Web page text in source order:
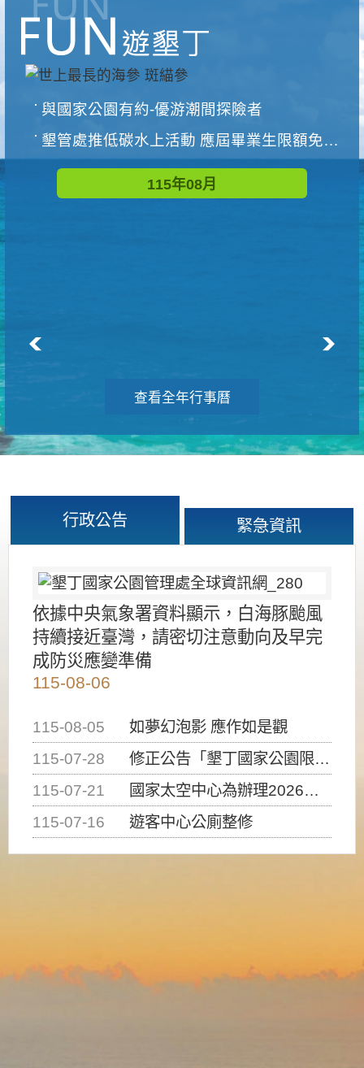
與國家公園有約-優游潮間探險者
墾管處推低碳水上活動 應屆畢業生限額免費參加
115年08月
查看全年行事曆
行政公告 緊急資訊
依據中央氣象署資料顯示，白海豚颱風
持續接近臺灣，請密切注意動向及早完
成防災應變準備
115-08-06
115-08-05
如夢幻泡影 應作如是觀
115-07-28
修正公告「墾丁國家公園限制水域遊憩活動之種類、範圍、時間及行為」，自即日生效。
115-07-21
國家太空中心為辦理2026台灣盃火箭競賽，陸、海、空域警戒及協調相關事宜，因颱風備案事宜
115-07-16
遊客中心公廁整修